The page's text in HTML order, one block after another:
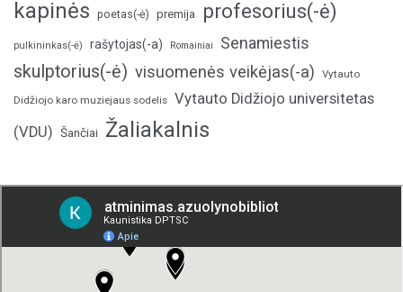
kapinės poetas(-ė) premija profesorius(-ė)
pulkininkas(-ė) rašytojas(-a) Romainiai Senamiestis
skulptorius(-ė) visuomenės veikėjas(-a) Vytauto
Didžiojo karo muziejaus sodelis Vytauto Didžiojo universitetas
(VDU) Šančiai Žaliakalnis